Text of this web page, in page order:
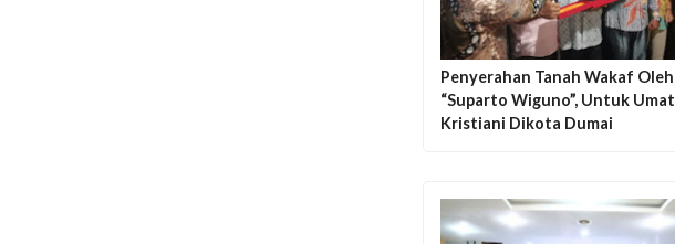
Penyerahan Tanah Wakaf Oleh
“Suparto Wiguno”, Untuk Umat
Kristiani Dikota Dumai